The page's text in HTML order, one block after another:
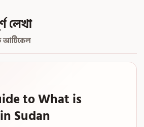
লেখা
আর্টিকেল
to What is
Sudan